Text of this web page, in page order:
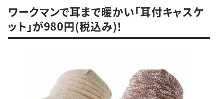
ワークマンで耳まで暖かい「耳付キャスケ
ット」が980円(税込み)！